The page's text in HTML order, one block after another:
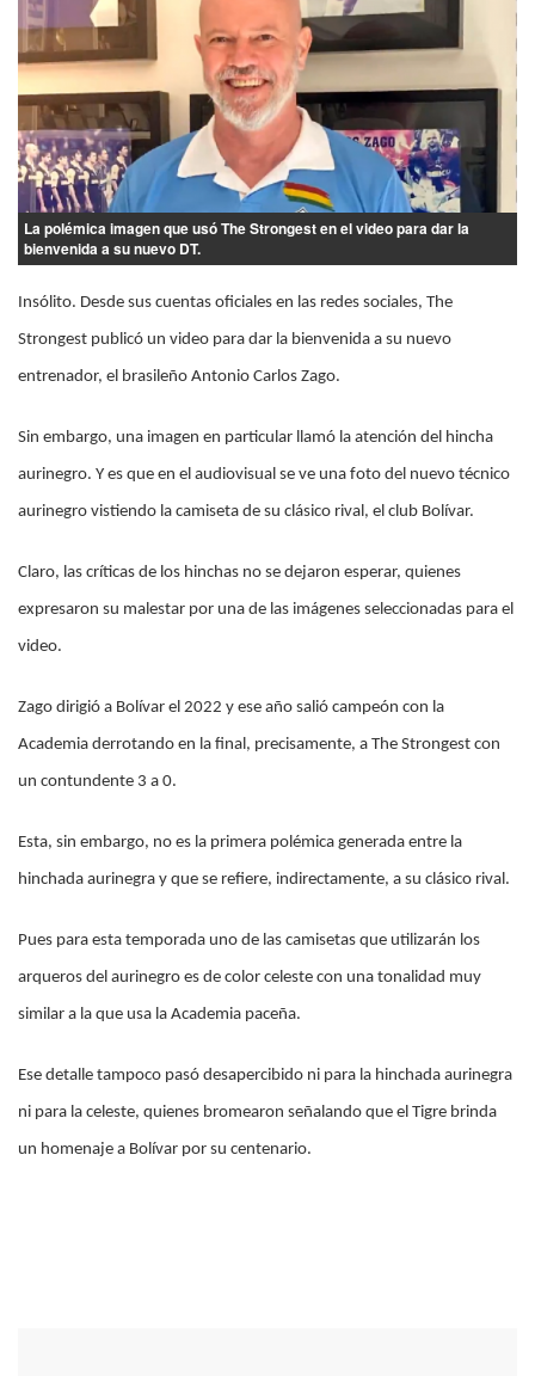
La polémica imagen que usó The Strongest en el video para dar la
bienvenida a su nuevo DT.
Insólito. Desde sus cuentas oficiales en las redes sociales, The
Strongest publicó un video para dar la bienvenida a su nuevo
entrenador, el brasileño Antonio Carlos Zago.
Sin embargo, una imagen en particular llamó la atención del hincha
aurinegro. Y es que en el audiovisual se ve una foto del nuevo técnico
aurinegro vistiendo la camiseta de su clásico rival, el club Bolívar.
Claro, las críticas de los hinchas no se dejaron esperar, quienes
expresaron su malestar por una de las imágenes seleccionadas para el
video.
Zago dirigió a Bolívar el 2022 y ese año salió campeón con la
Academia derrotando en la final, precisamente, a The Strongest con
un contundente 3 a 0.
Esta, sin embargo, no es la primera polémica generada entre la
hinchada aurinegra y que se refiere, indirectamente, a su clásico rival.
Pues para esta temporada uno de las camisetas que utilizarán los
arqueros del aurinegro es de color celeste con una tonalidad muy
similar a la que usa la Academia paceña.
Ese detalle tampoco pasó desapercibido ni para la hinchada aurinegra
ni para la celeste, quienes bromearon señalando que el Tigre brinda
un homenaje a Bolívar por su centenario.